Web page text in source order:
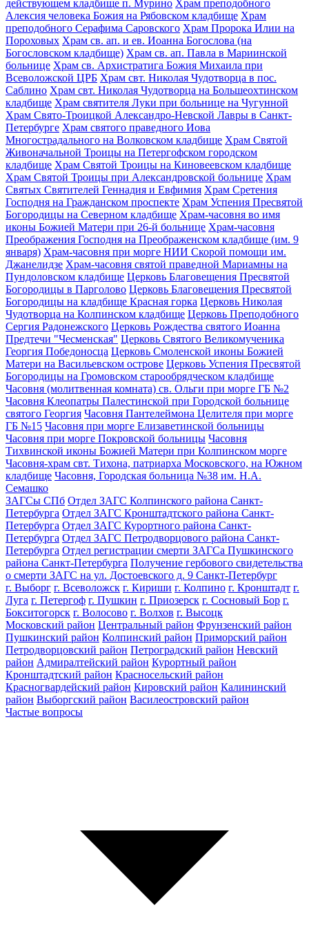
действующем кладбище п. Мурино Храм преподобного
Алексия человека Божия на Рябовском кладбище Храм
преподобного Серафима Саровского Храм Пророка Илии на
Пороховых Храм св. ап. и ев. Иоанна Богослова (на
Богословском кладбище) Храм св. ап. Павла в Мариинской
больнице Храм св. Архистратига Божия Михаила при
Всеволожской ЦРБ Храм свт. Николая Чудотворца в пос.
Саблино Храм свт. Николая Чудотворца на Большеохтинском
кладбище Храм святителя Луки при больнице на Чугунной
Храм Свято-Троицкой Александро-Невской Лавры в Санкт-
Петербурге Храм святого праведного Иова
Многострадального на Волковском кладбище Храм Святой
Живоначальной Троицы на Петергофском городском
кладбище Храм Святой Троицы на Киновеевском кладбище
Храм Святой Троицы при Александровской больнице Храм
Святых Святителей Геннадия и Евфимия Храм Сретения
Господня на Гражданском проспекте Храм Успения Пресвятой
Богородицы на Северном кладбище Храм-часовня во имя
иконы Божией Матери при 26-й больнице Храм-часовня
Преображения Господня на Преображенском кладбище (им. 9
января) Храм-часовня при морге НИИ Скорой помощи им.
Джанелидзе Храм-часовня святой праведной Мариамны на
Пундоловском кладбище Церковь Благовещения Пресвятой
Богородицы в Парголово Церковь Благовещения Пресвятой
Богородицы на кладбище Красная горка Церковь Николая
Чудотворца на Колпинском кладбище Церковь Преподобного
Сергия Радонежского Церковь Рождества святого Иоанна
Предтечи "Чесменская" Церковь Святого Великомученика
Георгия Победоносца Церковь Смоленской иконы Божией
Матери на Васильевском острове Церковь Успения Пресвятой
Богородицы на Громовском старообрядческом кладбище
Часовня (молитвенная комната) св. Ольги при морге ГБ №2
Часовня Клеопатры Палестинской при Городской больнице
святого Георгия Часовня Пантелеймона Целителя при морге
ГБ №15 Часовня при морге Елизаветинской больницы
Часовня при морге Покровской больницы Часовня
Тихвинской иконы Божией Матери при Колпинском морге
Часовня-храм свт. Тихона, патриарха Московского, на Южном
кладбище Часовня, Городская больница №38 им. Н.А.
Семашко
ЗАГСы СПб Отдел ЗАГС Колпинского района Санкт-
Петербурга Отдел ЗАГС Кронштадтского района Санкт-
Петербурга Отдел ЗАГС Курортного района Санкт-
Петербурга Отдел ЗАГС Петродворцового района Санкт-
Петербурга Отдел регистрации смерти ЗАГСа Пушкинского
района Санкт-Петербурга Получение гербового свидетельства
о смерти ЗАГС на ул. Достоевского д. 9 Санкт-Петербург
г. Выборг г. Всеволожск г. Кириши г. Колпино г. Кронштадт г.
Луга г. Петергоф г. Пушкин г. Приозерск г. Сосновый Бор г.
Бокситогорск г. Волосово г. Волхов г. Высоцк
Московский район Центральный район Фрунзенский район
Пушкинский район Колпинский район Приморский район
Петродворцовский район Петроградский район Невский
район Адмиралтейский район Курортный район
Кронштадтский район Красносельский район
Красногвардейский район Кировский район Калининский
район Выборгский район Василеостровский район
Частые вопросы